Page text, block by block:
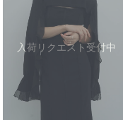
入荷リクエスト受付中